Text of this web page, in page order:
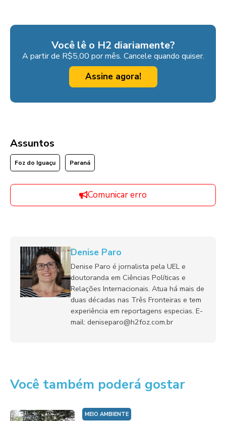
Você lê o H2 diariamente?
A partir de R$5,00 por mês. Cancele quando quiser.
Assine agora!
Assuntos
Foz do Iguaçu Paraná
Comunicar erro
Denise Paro
Denise Paro é jornalista pela UEL e
doutoranda em Ciências Políticas e
Relações Internacionais. Atua há mais de
duas décadas nas Três Fronteiras e tem
experiência em reportagens especias. E-
mail: deniseparo@h2foz.com.br
Você também poderá gostar
MEIO AMBIENTE